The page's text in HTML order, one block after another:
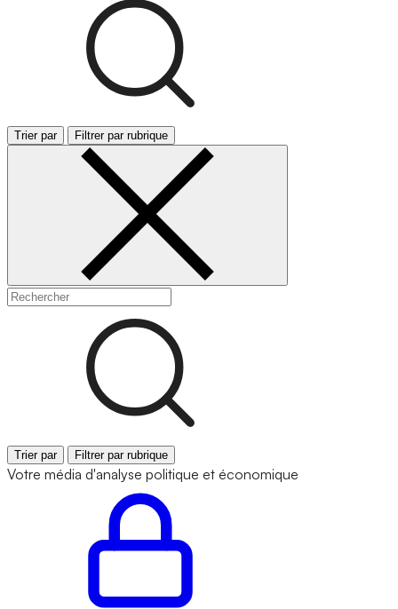
Trier par Filtrer par rubrique
Trier par Filtrer par rubrique
Votre média d'analyse politique et économique